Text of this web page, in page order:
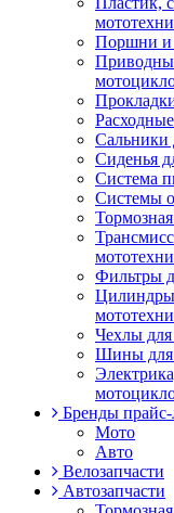
Поршни и
Сальники
Сиденья
Система
Системы
Фильтры
Чехлы
Шины для
Бренды прайс-
Мото
Авто
Велозапчасти
Автозапчасти